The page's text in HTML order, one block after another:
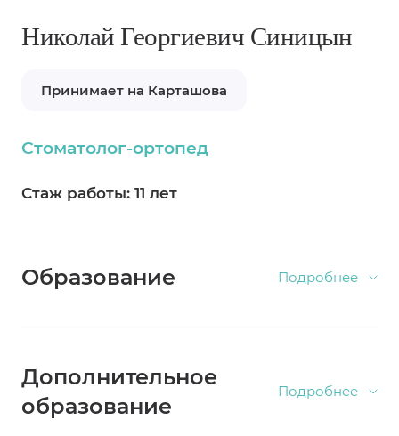
Николай Георгиевич Синицын
Принимает на Карташова
Стоматолог-ортопед
Стаж работы: 11 лет
Образование
медицинский университет», врач по
специальности «Стоматология», 2014г
Дополнительное
образование